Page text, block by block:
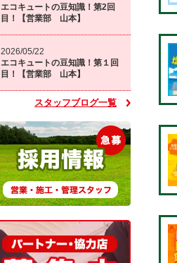
エコキュートの豆知識！第2回
目！【営業部 山本】
2026/05/22
エコキュートの豆知識！第１回
目！【営業部 山本】
スタッフブログ一覧